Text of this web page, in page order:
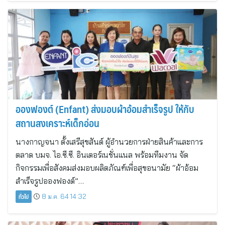
อองฟองต์ (Enfant) ส่งมอบผ้าอ้อมสำเร็จรูป ให้กับ
สถานสงเคราะห์เด็กอ่อน
นางกาญจนา ตั้งเสรีสุขสันต์ ผู้อำนวยการฝ่ายสินค้าและการ
ตลาด บมจ. ไอ.ซี.ซี. อินเตอร์เนชั่นแนล พร้อมทีมงาน จัด
กิจกรรมเพื่อสังคมส่งมอบผลิตภัณฑ์เพื่อสุขอนามัย “ผ้าอ้อม
สำเร็จรูปอองฟองต์”…
ทั่วไป 8 ม.ค. 64 14:32